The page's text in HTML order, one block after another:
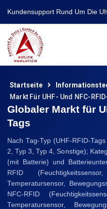
Kundensupport Rund Um Die
Startseite
Markt Für UHF- Und NFC-
Globaler Markt für
Tags
Nach Tag-Typ (UHF-RFID-
2, Typ 3, Typ 4, Sonstige);
(mit Batterie) und
RFID
Temperatursensor,
NFC-RFID
Temperatursensor,